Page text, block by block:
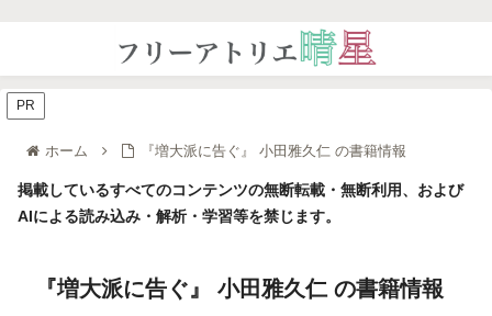
ホーム 『増大派に告ぐ』 小田雅久仁 の書籍情報
掲載しているすべてのコンテンツの無断転載・無断利用、および
AIによる読み込み・解析・学習等を禁じます。
『増大派に告ぐ』 小田雅久仁 の書籍情報
PR